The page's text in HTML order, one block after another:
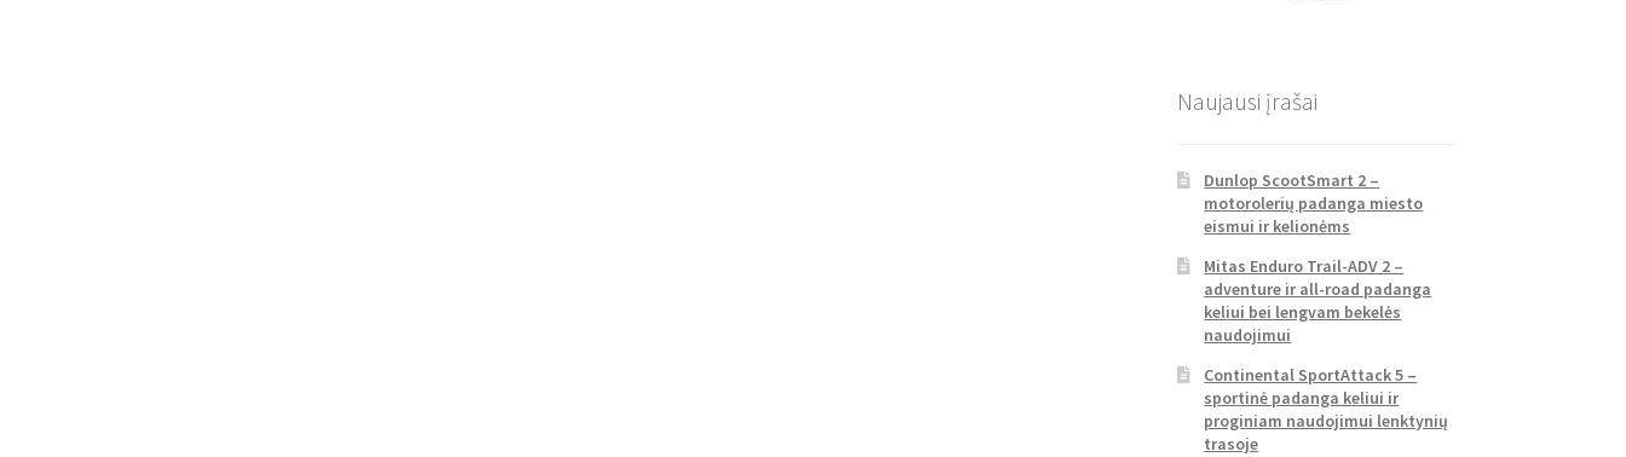
Naujausi įrašai
Dunlop ScootSmart 2 –
motorolerių padanga miesto
eismui ir kelionėms
Mitas Enduro Trail-ADV 2 –
adventure ir all-road padanga
keliui bei lengvam bekelės
naudojimui
Continental SportAttack 5 –
sportinė padanga keliui ir
proginiam naudojimui lenktynių
trasoje